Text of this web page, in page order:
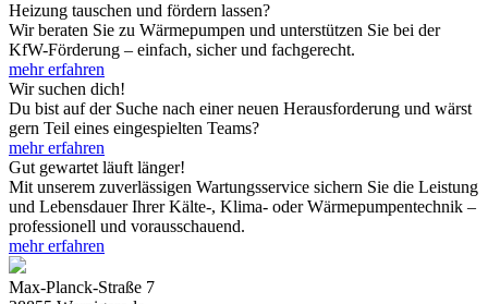
Heizung tauschen und fördern lassen?
Wir beraten Sie zu Wärmepumpen und unterstützen Sie bei der
KfW-Förderung – einfach, sicher und fachgerecht.
mehr erfahren
Wir suchen dich!
Du bist auf der Suche nach einer neuen Herausforderung und wärst
gern Teil eines eingespielten Teams?
mehr erfahren
Gut gewartet läuft länger!
Mit unserem zuverlässigen Wartungsservice sichern Sie die Leistung
und Lebensdauer Ihrer Kälte-, Klima- oder Wärmepumpentechnik –
professionell und vorausschauend.
mehr erfahren
Max-Planck-Straße 7